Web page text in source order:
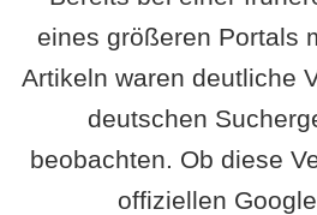
eines größeren Portals
Artikeln waren deutliche
deutschen
beobachten. Ob diese
offiziellen